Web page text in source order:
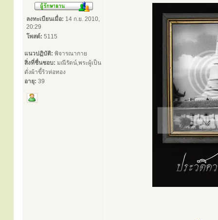
ลงทะเบียนเมื่อ: 14 ก.ย. 2010,
20:29
โพสต์: 5115
แนวปฏิบัติ: พิจารณากาย
สิ่งที่ชื่นชอบ: มณีรัตน์,พระผู้เป็น
ดั่งผ้าขี้ร้วห่อทอง
อายุ: 39